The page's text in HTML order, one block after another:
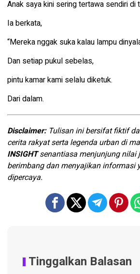
Anak saya kini sering tertawa sendiri di
Ia berkata,
“Mereka nggak suka kalau lampu
Dan setiap pukul sebelas,
pintu kamar kami selalu diketuk.
Dari dalam.
Disclaimer:Tulisan ini bersifat fiktif
cerita rakyat serta legenda urban di
INSIGHTsenantiasa menjunjung nilai
berimbang dan menyajikan informasi
dipercaya.
Tinggalkan Balasan